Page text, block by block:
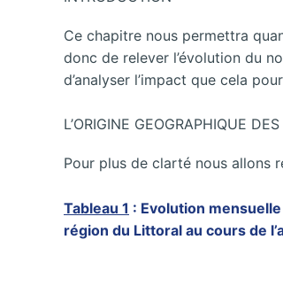
Ce chapitre nous permettra
donc de relever l’évolution du
d’analyser l’impact que cela
L’ORIGINE GEOGRAPHIQUE
Pour plus de clarté nous allons
Tableau 1 : Evolution
région du Littoral au cours de